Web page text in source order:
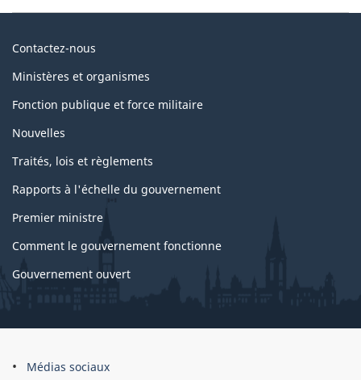
Au
du
gouvernement
Contactez-nous
Ministères et organismes
Fonction publique et force militaire
Nouvelles
Traités, lois et règlements
Rapports à l'échelle du gouvernement
Premier ministre
Comment le gouvernement fonctionne
Gouvernement ouvert
À
Médias sociaux